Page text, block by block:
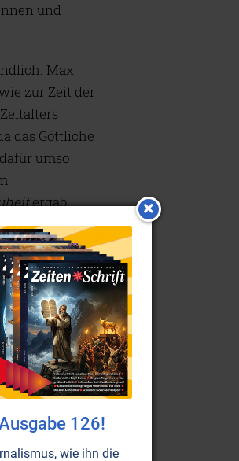
und
Max
zur Zeit der
das Göttliche
umso
ergab,
einem
Statt der
Ziele zu
ihre
Schlauheit
die ersten,
seine
126!
wie ihn die